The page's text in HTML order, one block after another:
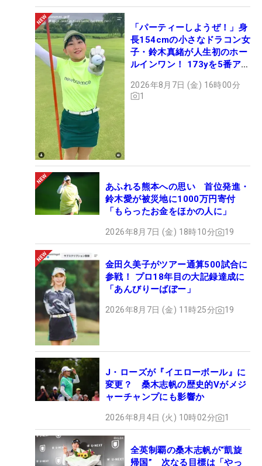
「パーティーしようぜ！」身
長154cmの小さなドラコン女
子・鈴木真緒が人生初のホー
ルインワン！ 173yを5番アイ
2026年8月7日 (金) 16時00分
1
あふれる熊本への思い 首位発進・
鈴木愛が被災地に1000万円寄付
「もらったお金をほかの人に」
2026年8月7日 (金) 18時10分 19
金田久美子がツアー通算500試合に
参戦！ プロ18年目の大記録達成に
「あんびりーばぼー」
2026年8月7日 (金) 11時25分 19
J・ローズが『イエローボール』に
変更？ 桑木志帆の歴史的Vがメジ
ャーチャンプにも影響か
2026年8月4日 (火) 10時02分 1
全英制覇の桑木志帆が“凱旋
帰国” 次なる目標は「やっ